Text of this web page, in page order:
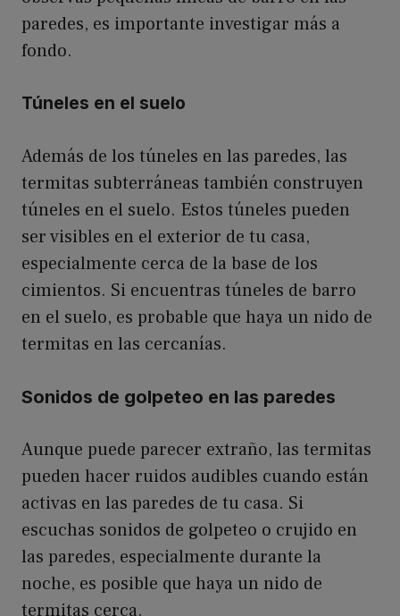
paredes, es importante investigar más a
fondo.
Túneles en el suelo
Además de los túneles en las paredes, las
termitas subterráneas también construyen
túneles en el suelo. Estos túneles pueden
ser visibles en el exterior de tu casa,
especialmente cerca de la base de los
cimientos. Si encuentras túneles de barro
en el suelo, es probable que haya un nido de
termitas en las cercanías.
Sonidos de golpeteo en las paredes
Aunque puede parecer extraño, las termitas
pueden hacer ruidos audibles cuando están
activas en las paredes de tu casa. Si
escuchas sonidos de golpeteo o crujido en
las paredes, especialmente durante la
noche, es posible que haya un nido de
termitas cerca.